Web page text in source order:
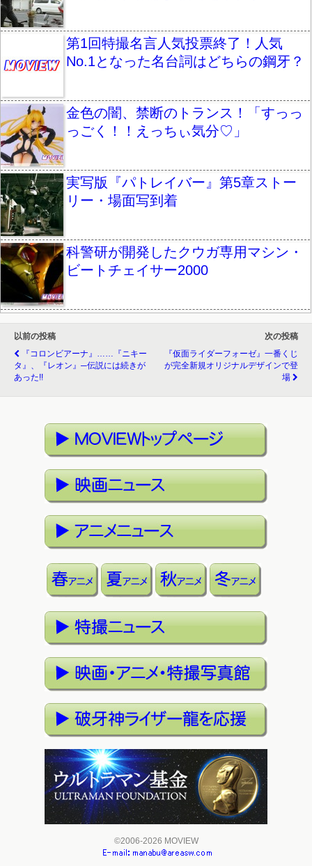
第1回特撮名言人気投票終了！人気
No.1となった名台詞はどちらの鋼牙？
金色の闇、禁断のトランス！「すっっ
っごく！！えっちぃ気分♡」
実写版『パトレイバー』第5章ストー
リー・場面写到着
科警研が開発したクウガ専用マシン・
ビートチェイサー2000
以前の投稿
『コロンビアーナ』……『ニキー
タ』、『レオン』─伝説には続きが
あった!!
次の投稿
『仮面ライダーフォーゼ』一番くじ
が完全新規オリジナルデザインで登
場
©2006-2026 MOVIEW